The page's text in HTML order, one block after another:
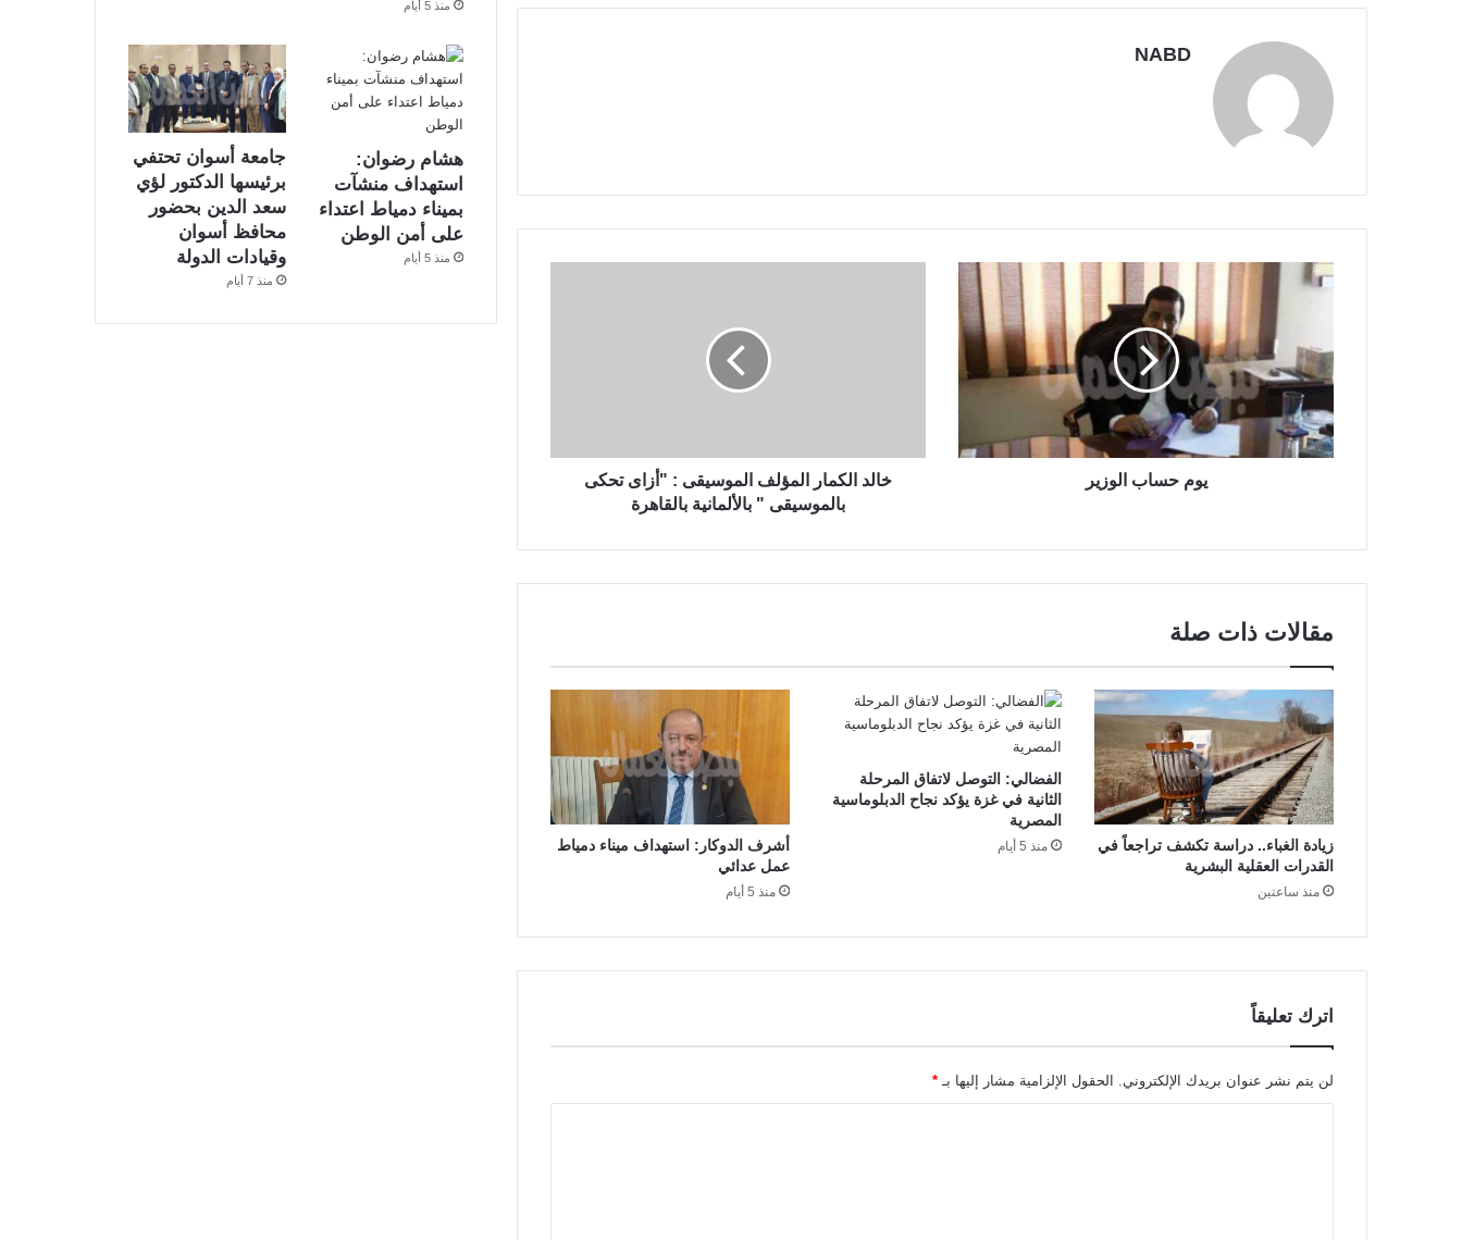
NABD
يوم حساب الوزير
خالد الكمار المؤلف الموسيقى : "أزاى تحكى
بالموسيقى " بالألمانية بالقاهرة
مقالات ذات صلة
زيادة الغباء.. دراسة تكشف تراجعاً في
القدرات العقلية البشرية
منذ ساعتين
الفضالي: التوصل لاتفاق المرحلة
الثانية في غزة يؤكد نجاح الدبلوماسية
المصرية
منذ 5 أيام
أشرف الدوكار: استهداف ميناء دمياط
عمل عدائي
منذ 5 أيام
اترك تعليقاً
لن يتم نشر عنوان بريدك الإلكتروني. الحقول الإلزامية مشار إليها بـ *
منذ 5 أيام
هشام رضوان:
استهداف منشآت
بميناء دمياط اعتداء
على أمن الوطن
منذ 5 أيام
جامعة أسوان تحتفي
برئيسها الدكتور لؤي
سعد الدين بحضور
محافظ أسوان
وقيادات الدولة
منذ 7 أيام